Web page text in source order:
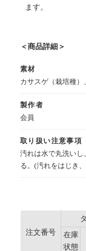
ます。
＜商品詳細＞
素材
カサスゲ（栽培種）
製作者
会員
取り扱い注意事項
汚れは水で丸洗い
る。(汚れをはじき
注文番号
在庫
状態